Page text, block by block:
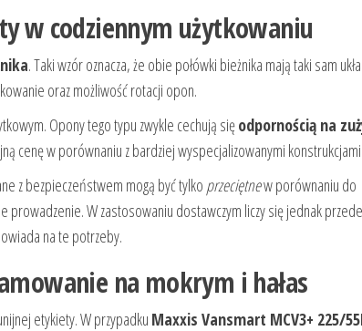
w codziennym użytkowaniu
. Taki wzór oznacza, że obie połówki bieżnika mają taki sam
oraz możliwość rotacji opon.
Opony tego typu zwykle cechują sięodpornością na
cenę w porównaniu z bardziej wyspecjalizowanymi konstrukcjami.
z bezpieczeństwem mogą być tylko przeciętnew porównaniu do
W zastosowaniu dostawczym liczy się jednak przede
na te potrzeby.
na mokrym i hałas
etykiety. W przypadku Maxxis Vansmart MCV3+ 225/